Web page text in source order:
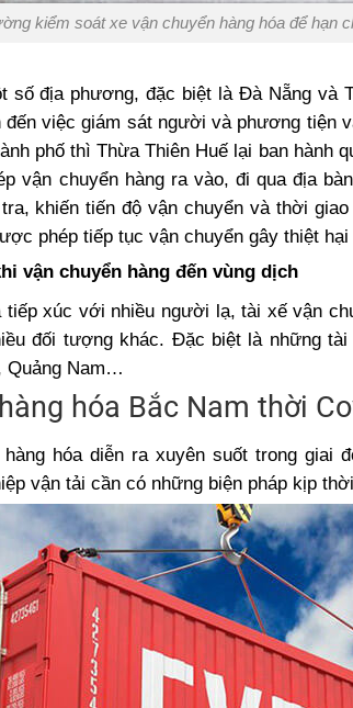
kiểm soát xe vận chuyển hàng hóa để hạn
số địa phương, đặc biệt là Đà Nẵng và
việc giám sát người và phương tiện
phố thì Thừa Thiên Huế lại ban hành
vận chuyển hàng ra vào, đi qua địa
khiến tiến độ vận chuyển và thời
phép tiếp tục vận chuyển gây thiệt
vận chuyển hàng đến vùng dịch
xúc với nhiều người lạ, tài xế vận
đối tượng khác. Đặc biệt là những
Quảng Nam…
hóa Bắc Nam thời
hóa diễn ra xuyên suốt trong giai
vận tải cần có những biện pháp kịp